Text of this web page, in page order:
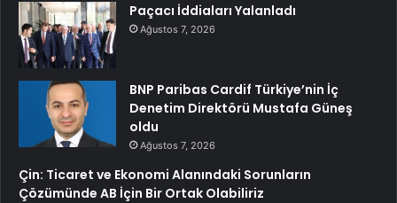
Paçacı İddiaları Yalanladı
Ağustos 7, 2026
BNP Paribas Cardif Türkiye’nin İç
Denetim Direktörü Mustafa Güneş
oldu
Ağustos 7, 2026
Çin: Ticaret ve Ekonomi Alanındaki Sorunların
Çözümünde AB İçin Bir Ortak Olabiliriz